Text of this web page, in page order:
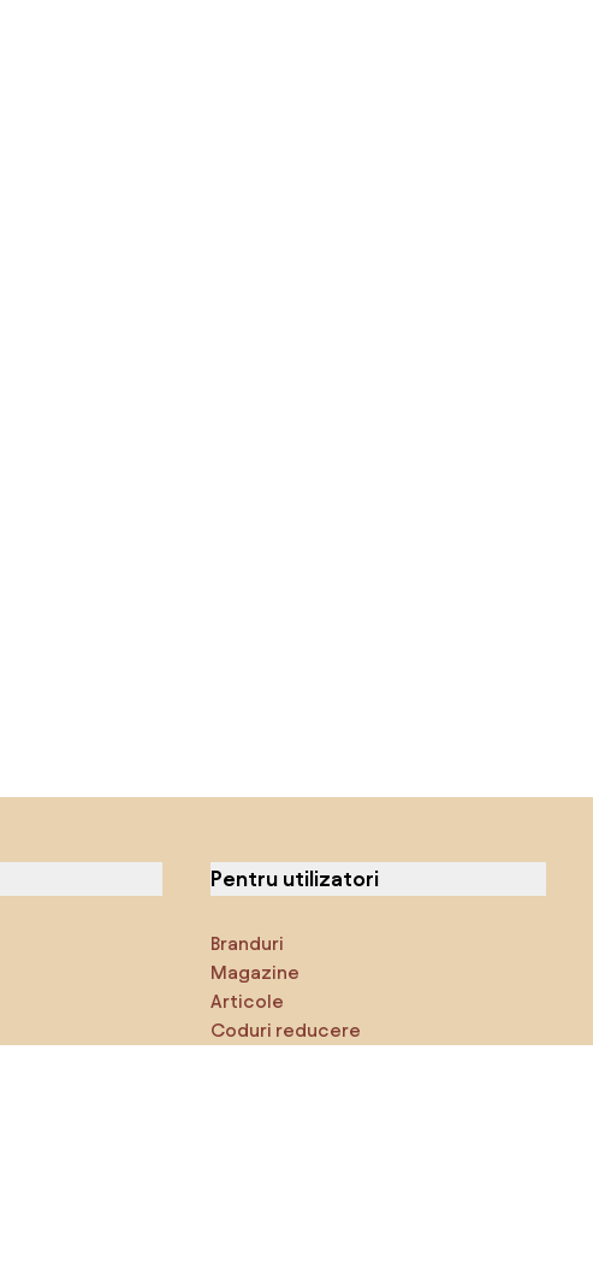
Pentru utilizatori
Branduri
Magazine
Articole
Coduri reducere